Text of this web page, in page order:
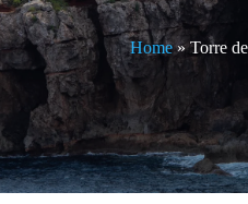
Home»Torre